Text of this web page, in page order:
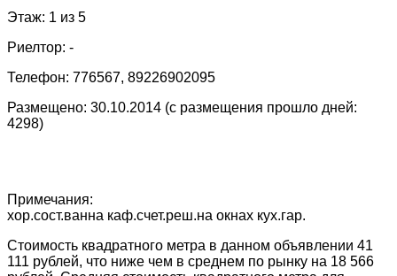
Этаж: 1 из 5
Риелтор: -
Телефон: 776567, 89226902095
Размещено: 30.10.2014 (с размещения прошло дней:
4298)
Примечания:
хор.сост.ванна каф.счет.реш.на окнах кух.гар.
Стоимость квадратного метра в данном объявлении 41
111 рублей, что ниже чем в среднем по рынку на 18 566